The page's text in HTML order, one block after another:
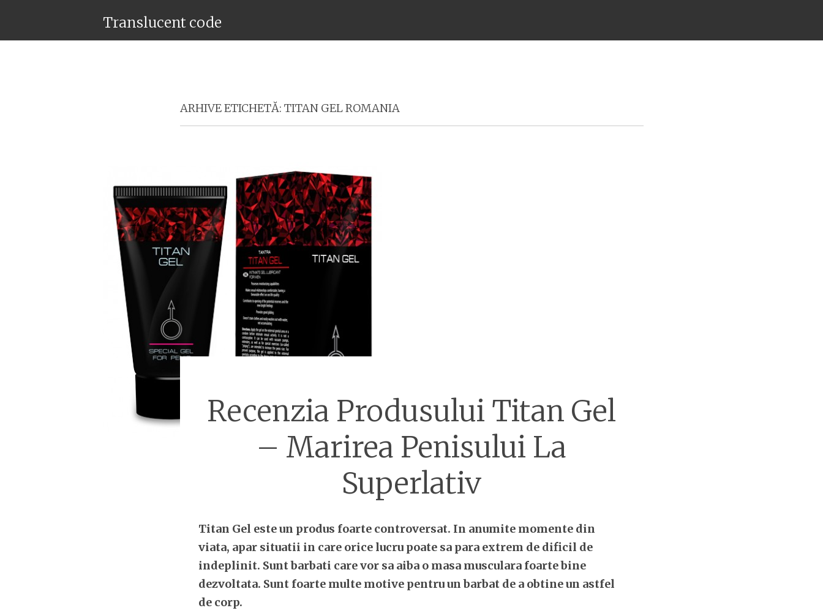
Translucent code
ARHIVE ETICHETĂ: TITAN GEL ROMANIA
Recenzia Produsului Titan Gel
– Marirea Penisului La
Superlativ
Titan Gel este un produs foarte controversat. In anumite momente din
viata, apar situatii in care orice lucru poate sa para extrem de dificil de
indeplinit. Sunt barbati care vor sa aiba o masa musculara foarte bine
dezvoltata. Sunt foarte multe motive pentru un barbat de a obtine un astfel
de corp.